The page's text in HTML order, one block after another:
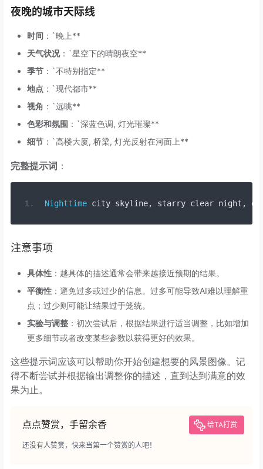
夜晚的城市天际线
时间 ：`晚上**
天气状况：`星空下的晴朗夜空**
季节 ：`不特别指定**
地点 ：`现代都市**
视角 ：`远眺**
色彩和氛围 ：`深蓝色调, 灯光璀璨**
细节 ：`高楼大厦, 桥梁, 灯光反射在河面上**
完整提示词 ：
Nighttime city skyline, starry clear night ,
注意事项
具体性 ：越具体的描述通常会带来越接近预期的结果。
平衡性 ：避免过多或过少的信息。过多可能导致AI难以理解重
点；过少则可能让结果过于笼统。
实验与调整 ：初次尝试后，根据结果进行适当调整，比如增加
更多细节或者改变某些参数以获得更好的效果。
这些提示词应该可以帮助你开始创建想要的风景图像。记
得不断尝试并根据输出调整你的描述，直到达到满意的效
果为止。
点点赞赏，手留余香 给TA打赏
还没有人赞赏，快来当第一个赞赏的人吧！